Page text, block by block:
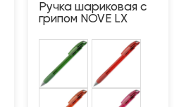
Ручка шариковая с
грипом NOVE LX